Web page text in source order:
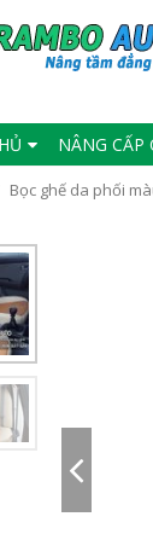
NÂNG CẤP
Bọc ghế da phối